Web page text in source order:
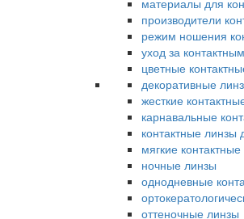
материалы для
производители
режим ношения
уход за
цветные
декоративные
жесткие
карнавальные
контактные линзы
мягкие
ночные линзы
однодневные
оттеночные линзы